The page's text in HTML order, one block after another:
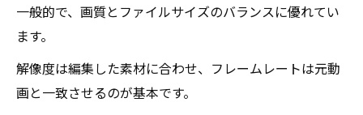
一般的で、画質とファイルサイズのバランスに優れてい
ます。
解像度は編集した素材に合わせ、フレームレートは元動
画と一致させるのが基本です。